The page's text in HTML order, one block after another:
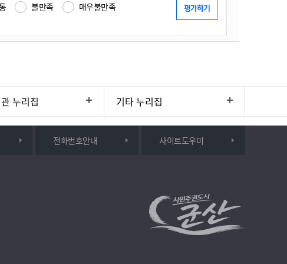
불만족 매우불만족
누리집 기타 누리집
전화번호안내 사이트도우미